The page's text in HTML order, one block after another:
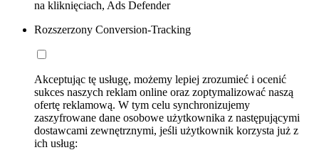
na kliknięciach, Ads Defender
Rozszerzony Conversion-Tracking
Akceptując tę usługę, możemy lepiej zrozumieć i ocenić
sukces naszych reklam online oraz zoptymalizować naszą
ofertę reklamową. W tym celu synchronizujemy
zaszyfrowane dane osobowe użytkownika z następującymi
dostawcami zewnętrznymi, jeśli użytkownik korzysta już z
ich usług: